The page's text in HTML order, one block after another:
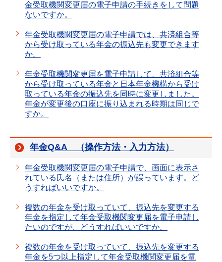
金受取機関変更届の電子申請の手続きをして問題
ないですか。
年金受取機関変更届の電子申請では、共済組合等
から受け取っている年金の振込先も変更できます
か。
年金受取機関変更届を電子申請して、共済組合等
から受け取っている年金と日本年金機構から受け
取っている年金の振込先を同時に変更しました。
年金が変更後の口座に振り込まれる時期は同じで
すか。
年金Q&A （操作方法・入力方法）
年金受取機関変更届の電子申請で、画面に表示さ
れている氏名（または住所）が誤っています。ど
うすればいいですか。
複数の年金を受け取っていて、振込先を変更する
年金を指定して年金受取機関変更届を電子申請し
たいのですが、どうすればいいですか。
複数の年金を受け取っていて、振込先を変更する
年金を5つ以上指定して年金受取機関変更届を電